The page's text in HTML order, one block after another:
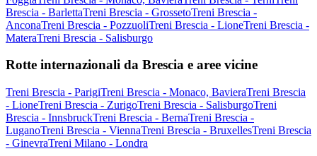
Brescia - BarlettaTreni Brescia - GrossetoTreni Brescia -
AnconaTreni Brescia - PozzuoliTreni Brescia - LioneTreni Brescia -
MateraTreni Brescia - Salisburgo
Rotte internazionali da Brescia e aree vicine
Treni Brescia - ParigiTreni Brescia - Monaco, BavieraTreni Brescia
- LioneTreni Brescia - ZurigoTreni Brescia - SalisburgoTreni
Brescia - InnsbruckTreni Brescia - BernaTreni Brescia -
LuganoTreni Brescia - ViennaTreni Brescia - BruxellesTreni Brescia
- GinevraTreni Milano - Londra